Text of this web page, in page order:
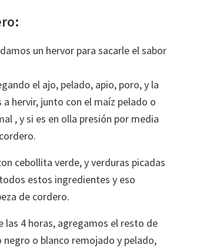
un hervor para sacarle el sabor
el ajo, pelado, apio, poro, y la
hervir, junto con el maíz pelado o
, y si es en olla presión por media
cebollita verde, y verduras picadas
estos ingredientes y eso
de cordero.
las 4 horas, agregamos el resto de
o blanco remojado y pelado,